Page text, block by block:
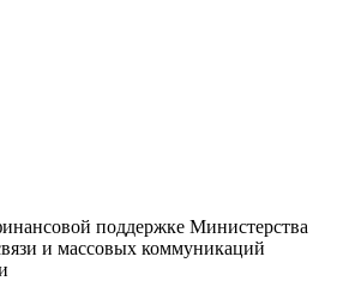
поддержке Министерства
и массовых коммуникаций